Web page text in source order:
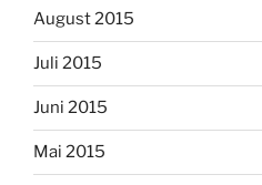
August 2015
Juli 2015
Juni 2015
Mai 2015